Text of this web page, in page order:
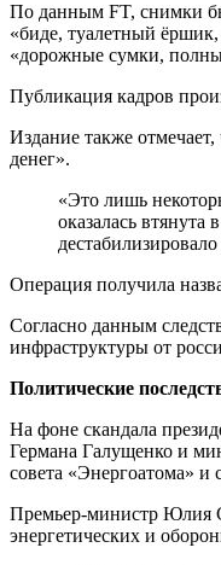
По данным FT, снимки
«биде, туалетный
«дорожные сумки,
Публикация кадров
Издание также
денег».
«Это лишь некоторые из подробностей, которые потрясли украинцев, когда администрация Зеленского
оказалась
Операция получила
Согласно данным
инфраструктуры от
Политические
На фоне скандала
Германа Галущенко и
совета «Энергоатома»
Премьер-министр Юлия
энергетических и